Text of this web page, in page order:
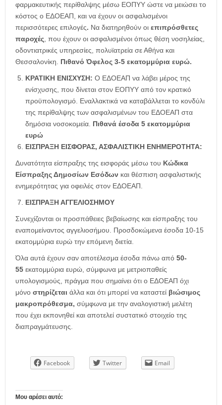
φαρμακευτικής περίθαλψης μέσω ΕΟΠΥΥ ώστε να μειώσει το
κόστος ο ΕΔΟΕΑΠ, και να έχουν οι ασφαλισμένοι
περισσότερες επιλογές. Να διατηρηθούν οι επιπρόσθετες
παροχές, που έχουν οι ασφαλισμένοι όπως θέση νοσηλείας,
οδοντιατρικές υπηρεσίες, πολυϊατρεία σε Αθήνα και
Θεσσαλονίκη. Πιθανό Όφελος 3-5 εκατομμύρια ευρώ.
ΚΡΑΤΙΚΗ ΕΝΙΣΧΥΣΗ: Ο ΕΔΟΕΑΠ να λάβει μέρος της
ενίσχυσης, που δίνεται στον ΕΟΠΥΥ από τον κρατικό
προϋπολογισμό. Εναλλακτικά να καταβάλλεται το κονδύλι
της περίθαλψης των ασφαλισμένων του ΕΔΟΕΑΠ στα
δημόσια νοσοκομεία. Πιθανά έσοδα 5 εκατομμύρια
ευρώ
ΕΙΣΠΡΑΞΗ ΕΙΣΦΟΡΑΣ, ΑΣΦΑΛΙΣΤΙΚΗ ΕΝΗΜΕΡΟΤΗΤΑ:
Δυνατότητα είσπραξης της εισφοράς μέσω του Κώδικα
Είσπραξης Δημοσίων Εσόδων και θέσπιση ασφαλιστικής
ενημερότητας για οφειλές στον ΕΔΟΕΑΠ.
ΕΙΣΠΡΑΞΗ ΑΓΓΕΛΙΟΣΗΜΟΥ
Συνεχίζονται οι προσπάθειες βεβαίωσης και είσπραξης του
εναπομείναντος αγγελιοσήμου. Προσδοκώμενα έσοδα 10-15
εκατομμύρια ευρώ την επόμενη διετία.
Όλα αυτά έχουν σαν αποτέλεσμα έσοδα πάνω από 50-
55 εκατομμύρια ευρώ, σύμφωνα με μετριοπαθείς
υπολογισμούς, πράγμα που σημαίνει ότι ο ΕΔΟΕΑΠ όχι
μόνο στηρίζεται άλλα και ότι μπορεί να καταστεί βιώσιμος
μακροπρόθεσμα, σύμφωνα με την αναλογιστική μελέτη
που έχει εκπονηθεί και αποτελεί συστατικό στοιχείο της
διαπραγμάτευσης.
Facebook Twitter Email
Μου αρέσει αυτό: